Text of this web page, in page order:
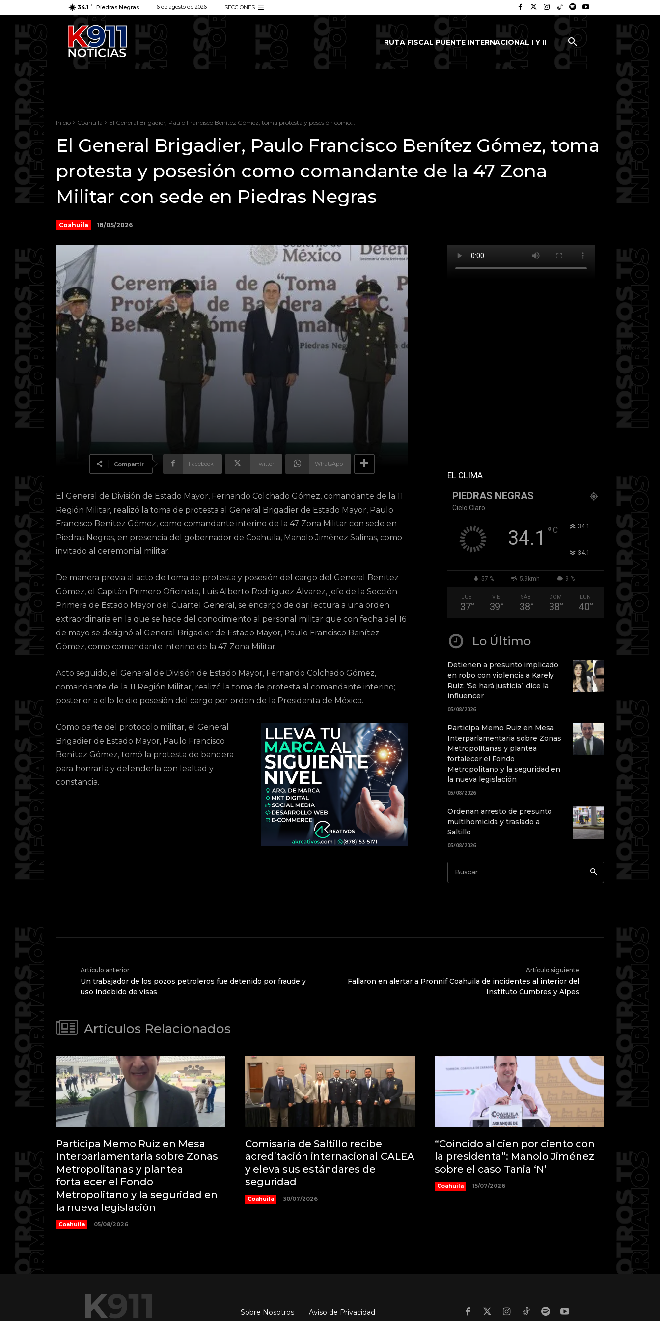
34.1 C Piedras Negras 6 de agosto de 2026 SECCIONES
RUTA FISCAL PUENTE INTERNACIONAL I Y II
Inicio Coahuila El General Brigadier, Paulo Francisco Benítez Gómez, toma protesta y posesión como...
El General Brigadier, Paulo Francisco Benítez Gómez, toma
protesta y posesión como comandante de la 47 Zona
Militar con sede en Piedras Negras
Coahuila 18/05/2026
Compartir Facebook Twitter WhatsApp
El General de División de Estado Mayor, Fernando Colchado Gómez, comandante de la 11
Región Militar, realizó la toma de protesta al General Brigadier de Estado Mayor, Paulo
Francisco Benítez Gómez, como comandante interino de la 47 Zona Militar con sede en
Piedras Negras, en presencia del gobernador de Coahuila, Manolo Jiménez Salinas, como
invitado al ceremonial militar.
De manera previa al acto de toma de protesta y posesión del cargo del General Benítez
Gómez, el Capitán Primero Oficinista, Luis Alberto Rodríguez Álvarez, jefe de la Sección
Primera de Estado Mayor del Cuartel General, se encargó de dar lectura a una orden
extraordinaria en la que se hace del conocimiento al personal militar que con fecha del 16
de mayo se designó al General Brigadier de Estado Mayor, Paulo Francisco Benítez
Gómez, como comandante interino de la 47 Zona Militar.
Acto seguido, el General de División de Estado Mayor, Fernando Colchado Gómez,
comandante de la 11 Región Militar, realizó la toma de protesta al comandante interino;
posterior a ello le dio posesión del cargo por orden de la Presidenta de México.
Como parte del protocolo militar, el General
Brigadier de Estado Mayor, Paulo Francisco
Benítez Gómez, tomó la protesta de bandera
para honrarla y defenderla con lealtad y
constancia.
EL CLIMA
PIEDRAS NEGRAS
Cielo Claro
34.1 °C 34.1
34.1
57 % 5.9kmh 9 %
JUE
37°
VIE
39°
SÁB
38°
DOM
38°
LUN
40°
Lo Último
Detienen a presunto implicado
en robo con violencia a Karely
Ruiz: ‘Se hará justicia’, dice la
influencer
05/08/2026
Participa Memo Ruiz en Mesa
Interparlamentaria sobre Zonas
Metropolitanas y plantea
fortalecer el Fondo
Metropolitano y la seguridad en
la nueva legislación
05/08/2026
Ordenan arresto de presunto
multihomicida y traslado a
Saltillo
05/08/2026
Buscar
Artículo anterior
Un trabajador de los pozos petroleros fue detenido por fraude y
uso indebido de visas
Artículo siguiente
Fallaron en alertar a Pronnif Coahuila de incidentes al interior del
Instituto Cumbres y Alpes
Artículos Relacionados
Participa Memo Ruiz en Mesa
Interparlamentaria sobre Zonas
Metropolitanas y plantea
fortalecer el Fondo
Metropolitano y la seguridad en
la nueva legislación
Coahuila 05/08/2026
Comisaría de Saltillo recibe
acreditación internacional CALEA
y eleva sus estándares de
seguridad
Coahuila 30/07/2026
“Coincido al cien por ciento con
la presidenta”: Manolo Jiménez
sobre el caso Tania ‘N’
Coahuila 15/07/2026
Sobre Nosotros Aviso de Privacidad